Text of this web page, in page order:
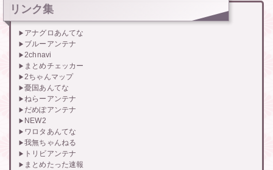
リンク集
アナグロあんてな
ブルーアンテナ
2chnavi
まとめチェッカー
2ちゃんマップ
憂国あんてな
ねらーアンテナ
だめぽアンテナ
NEW2
ワロタあんてな
我無ちゃんねる
トリビアンテナ
まとめたった速報